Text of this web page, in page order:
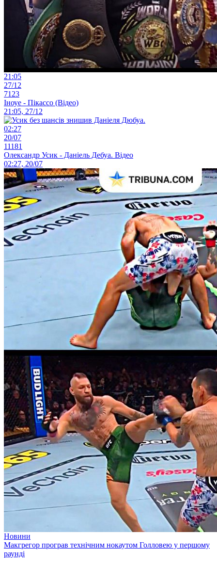
21:05
27/12
7123
Іноуе - Пікассо (Відео)
21:05, 27/12
02:27
20/07
11181
Олександр Усик - Даніель Дебуа. Відео
02:27, 20/07
Новини
Макгрегор програв технічним нокаутом Голловею у першому
раунді